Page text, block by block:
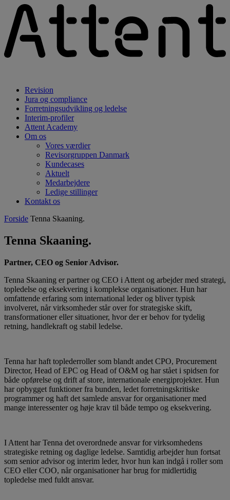
Revision
Jura og compliance
Forretningsudvikling og ledelse
Interim-profiler
Attent Academy
Om os
Vores værdier
Revisorgruppen Danmark
Kundecases
Aktuelt
Medarbejdere
Ledige stillinger
Kontakt os
Forside Tenna Skaaning.
Tenna Skaaning.
Partner, CEO og Senior Advisor.
Tenna Skaaning er partner og CEO i Attent og arbejder med strategi,
topledelse og eksekvering i komplekse organisationer. Hun har
omfattende erfaring som international leder og bliver typisk
involveret, når virksomheder står over for strategiske skift,
transformationer eller situationer, hvor der er behov for tydelig
retning, handlekraft og stabil ledelse.
Tenna har haft toplederroller som blandt andet CPO, Procurement
Director, Head of EPC og Head of O&M og har stået i spidsen for
både opførelse og drift af store, internationale energiprojekter. Hun
har opbygget funktioner fra bunden, ledet forretningskritiske
programmer og haft det samlede ansvar for organisationer med
mange interessenter og høje krav til både tempo og eksekvering.
I Attent har Tenna det overordnede ansvar for virksomhedens
strategiske retning og daglige ledelse. Samtidig arbejder hun fortsat
som senior advisor og interim leder, hvor hun kan indgå i roller som
CEO eller COO, når organisationer har brug for midlertidig
topledelse med fuldt ansvar.